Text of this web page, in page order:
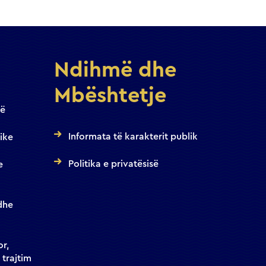
trajtim
Ndihmë dhe
Mbështetje
Informata të karakterit publik
Politika e privatësisë